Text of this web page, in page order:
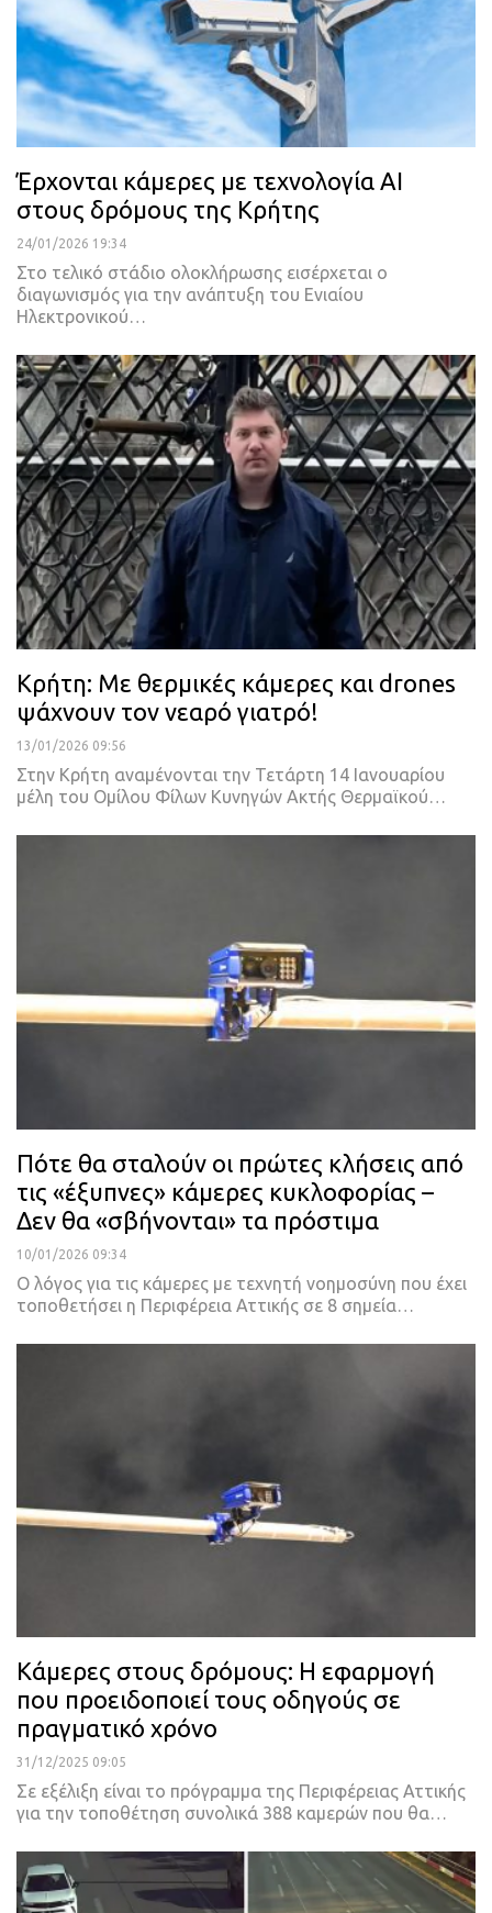
Έρχονται κάμερες με τεχνολογία ΑΙ
στους δρόμους της Κρήτης
24/01/2026 19:34
Στο τελικό στάδιο ολοκλήρωσης εισέρχεται ο
διαγωνισμός για την ανάπτυξη του Ενιαίου
Ηλεκτρονικού…
Κρήτη: Με θερμικές κάμερες και drones
ψάχνουν τον νεαρό γιατρό!
13/01/2026 09:56
Στην Κρήτη αναμένονται την Τετάρτη 14 Ιανουαρίου
μέλη του Ομίλου Φίλων Κυνηγών Ακτής Θερμαϊκού…
Πότε θα σταλούν οι πρώτες κλήσεις από
τις «έξυπνες» κάμερες κυκλοφορίας –
Δεν θα «σβήνονται» τα πρόστιμα
10/01/2026 09:34
Ο λόγος για τις κάμερες με τεχνητή νοημοσύνη που έχει
τοποθετήσει η Περιφέρεια Αττικής σε 8 σημεία…
Κάμερες στους δρόμους: Η εφαρμογή
που προειδοποιεί τους οδηγούς σε
πραγματικό χρόνο
31/12/2025 09:05
Σε εξέλιξη είναι το πρόγραμμα της Περιφέρειας Αττικής
για την τοποθέτηση συνολικά 388 καμερών που θα…